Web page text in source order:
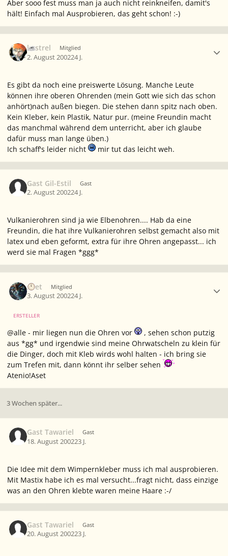
Aber sooo fest muss man ja auch nicht reinkneifen, damit's
hält! Einfach mal Ausprobieren, das geht schon! :-)
kestrel Mitglied
2. August 200224 J.
Es gibt da noch eine preiswerte Lösung. Manche Leute
können ihre oberen Ohrenden (mein Gott wie sich das schon
anhört)nach außen biegen. Die stehen dann spitz nach oben.
Kein Kleber, kein Plastik, Natur pur. (meine Freundin macht
das manchmal während dem unterricht, aber ich glaube
dafür muss man lange üben.)
Ich schaff's leider nicht
mir tut das leicht weh.
Gast Gil-Estil Gast
2. August 200224 J.
Vulkanierohren sind ja wie Elbenohren.... Hab da eine
Freundin, die hat ihre Vulkanierohren selbst gemacht also mit
latex und eben geformt, extra für ihre Ohren angepasst... ich
werd sie mal Fragen *ggg*
Aset Mitglied
3. August 200224 J.
ERSTELLER
@alle - mir liegen nun die Ohren vor
, sehen schon putzig
aus *gg* und irgendwie sind meine Ohrwatscheln zu klein für
die Dinger, doch mit Kleb wirds wohl halten - ich bring sie
zum Trefen mit, dann könnt ihr selber sehen
Atenio!Aset
3 Wochen später...
Gast Tawariel Gast
18. August 200223 J.
Die Idee mit dem Wimpernkleber muss ich mal ausprobieren.
Mit Mastix habe ich es mal versucht...fragt nicht, dass einzige
was an den Ohren klebte waren meine Haare :-/
Gast Tawariel Gast
20. August 200223 J.